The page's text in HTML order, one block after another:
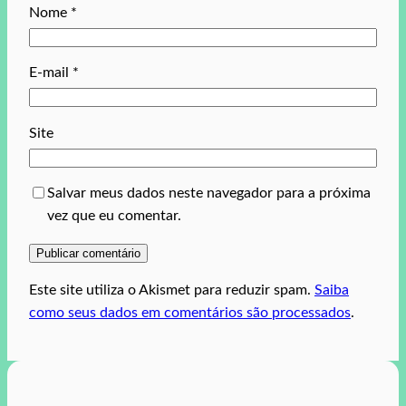
Nome *
E-mail *
Site
Salvar meus dados neste navegador para a próxima
vez que eu comentar.
Este site utiliza o Akismet para reduzir spam. Saiba
como seus dados em comentários são processados.